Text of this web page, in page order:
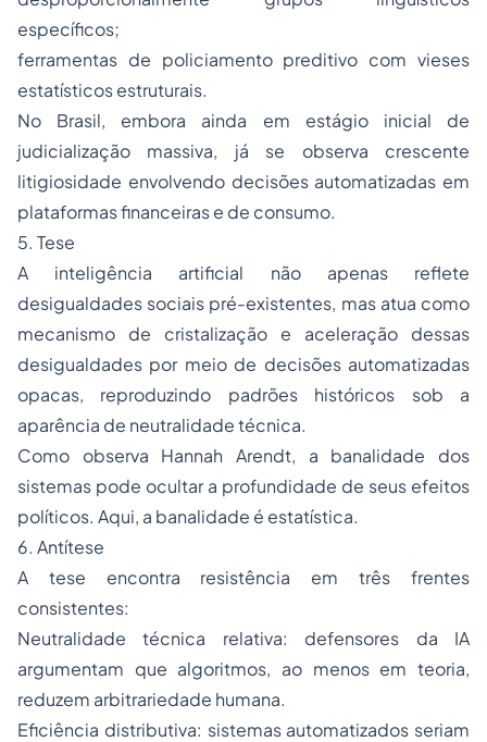
específicos;
ferramentas de policiamento preditivo com vieses
estatísticos estruturais.
No Brasil, embora ainda em estágio inicial de
judicialização massiva, já se observa crescente
litigiosidade envolvendo decisões automatizadas em
plataformas financeiras e de consumo.
5. Tese
A inteligência artificial não apenas reflete
desigualdades sociais pré-existentes, mas atua como
mecanismo de cristalização e aceleração dessas
desigualdades por meio de decisões automatizadas
opacas, reproduzindo padrões históricos sob a
aparência de neutralidade técnica.
Como observa Hannah Arendt, a banalidade dos
sistemas pode ocultar a profundidade de seus efeitos
políticos. Aqui, a banalidade é estatística.
6. Antítese
A tese encontra resistência em três frentes
consistentes:
Neutralidade técnica relativa: defensores da IA
argumentam que algoritmos, ao menos em teoria,
reduzem arbitrariedade humana.
Eficiência distributiva: sistemas automatizados seriam